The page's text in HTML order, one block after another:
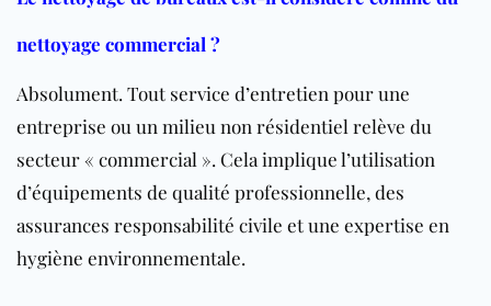
nettoyage commercial ?
Absolument. Tout service d’entretien pour une
entreprise ou un milieu non résidentiel relève du
secteur « commercial ». Cela implique l’utilisation
d’équipements de qualité professionnelle, des
assurances responsabilité civile et une expertise en
hygiène environnementale.